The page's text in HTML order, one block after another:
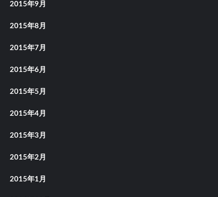
2015年9月
2015年8月
2015年7月
2015年6月
2015年5月
2015年4月
2015年3月
2015年2月
2015年1月